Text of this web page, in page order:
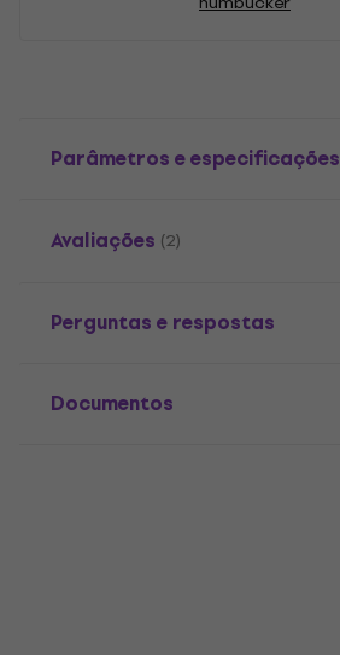
Parâmetros e especificações
Avaliações (2)
Perguntas e respostas
Documentos